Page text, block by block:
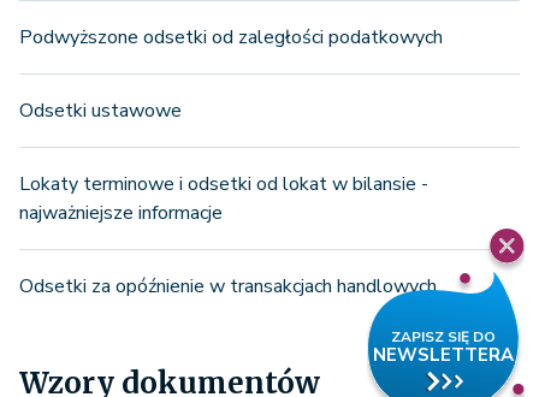
Podwyższone odsetki od zaległości podatkowych
Odsetki ustawowe
Lokaty terminowe i odsetki od lokat w bilansie -
najważniejsze informacje
Odsetki za opóźnienie w transakcjach handlowych
Wzory dokumentów